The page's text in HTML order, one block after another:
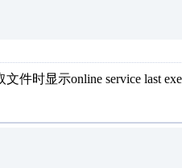
件时显示online service last